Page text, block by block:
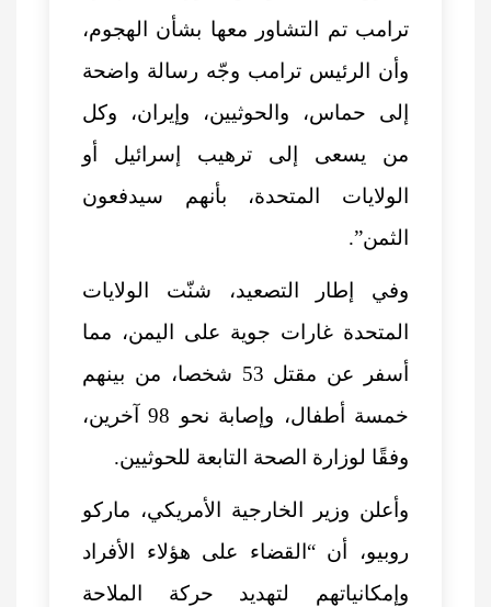
ترامب تم التشاور معها بشأن الهجوم،
وأن الرئيس ترامب وجّه رسالة واضحة
إلى حماس، والحوثيين، وإيران، وكل
من يسعى إلى ترهيب إسرائيل أو
الولايات المتحدة، بأنهم سيدفعون
الثمن”.
وفي إطار التصعيد، شنّت الولايات
المتحدة غارات جوية على اليمن، مما
أسفر عن مقتل 53 شخصا، من بينهم
خمسة أطفال، وإصابة نحو 98 آخرين،
وفقًا لوزارة الصحة التابعة للحوثيين.
وأعلن وزير الخارجية الأمريكي، ماركو
روبيو، أن “القضاء على هؤلاء الأفراد
وإمكانياتهم لتهديد حركة الملاحة